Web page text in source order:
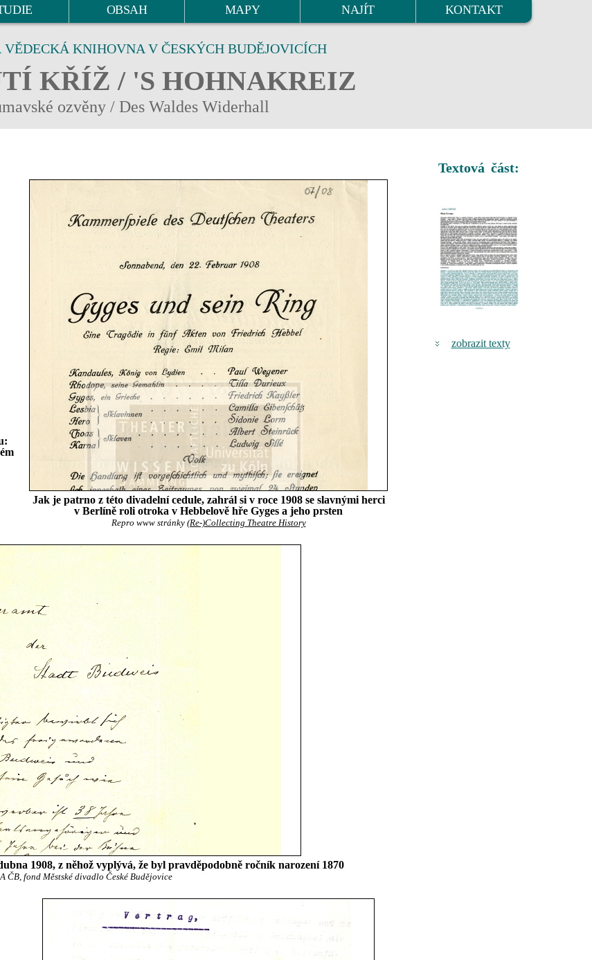
OBSAH MAPY NAJÍT KONTAKT
VĚDECKÁ KNIHOVNA V ČESKÝCH BUDĚJOVICÍCH
KŘÍŽ / 'S HOHNAKREIZ
ozvěny / Des Waldes Widerhall
Jak je patrno z této divadelní cedule, zahrál si v roce 1908 se slavnými herci
v Berlíně roli otroka v Hebbelově hře Gyges a jeho prsten
Repro www stránky (Re-)Collecting Theatre History
1908, z něhož vyplývá, že byl pravděpodobně ročník narození 1870
ČB, fond Městské divadlo České Budějovice
Textová část:
zobrazit texty